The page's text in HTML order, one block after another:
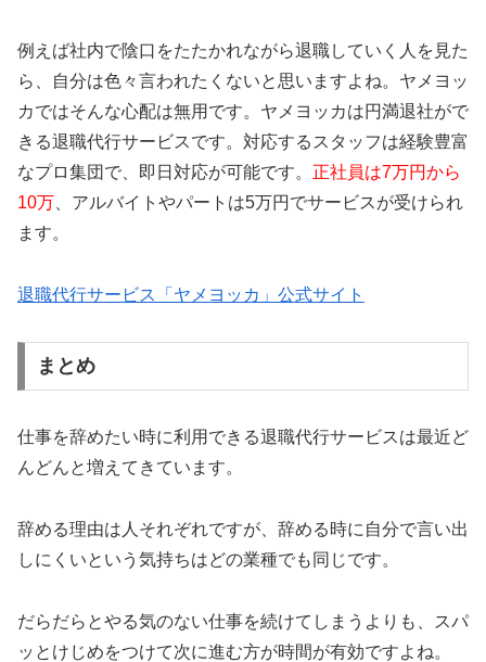
例えば社内で陰口をたたかれながら退職していく人を見た
ら、自分は色々言われたくないと思いますよね。ヤメヨッ
カではそんな心配は無用です。ヤメヨッカは円満退社がで
きる退職代行サービスです。対応するスタッフは経験豊富
なプロ集団で、即日対応が可能です。 正社員は7万円から
10万 、アルバイトやパートは5万円でサービスが受けられ
ます。
退職代行サービス「ヤメヨッカ」公式サイト
まとめ
仕事を辞めたい時に利用できる退職代行サービスは最近ど
んどんと増えてきています。
辞める理由は人それぞれですが、辞める時に自分で言い出
しにくいという気持ちはどの業種でも同じです。
だらだらとやる気のない仕事を続けてしまうよりも、スパ
ッとけじめをつけて次に進む方が時間が有効ですよね。